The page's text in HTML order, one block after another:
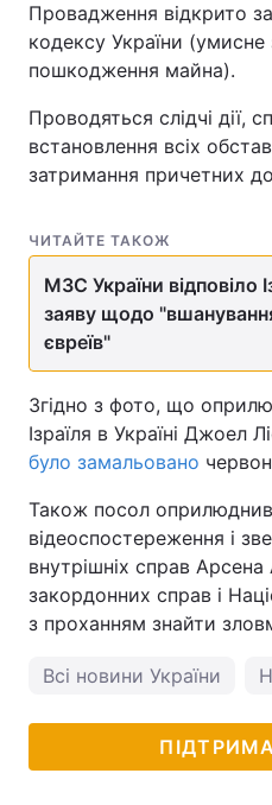
Провадження відкрито
кодексу України
пошкодження майна).
Проводяться слідчі дії,
встановлення всіх
затримання причетних
ЧИТАЙТЕ ТАКОЖ
МЗС України відповіло
заяву щодо
євреїв"
Згідно з фото, що
Ізраїля в Україні Джоел
було замальовано
Також посол
відеоспостереження і
внутрішніх справ
закордонних справ і
з проханням знайти
Всі новини України